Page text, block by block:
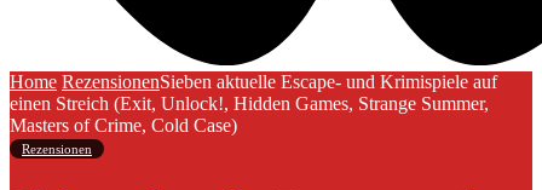
Home RezensionenSieben aktuelle Escape- und Krimispiele auf
einen Streich (Exit, Unlock!, Hidden Games, Strange Summer,
Masters of Crime, Cold Case)
Rezensionen